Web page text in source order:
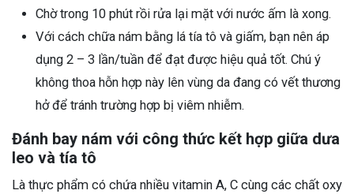
Chờ trong 10 phút rồi rửa lại mặt với nước ấm là xong.
Với cách chữa nám bằng lá tía tô và giấm, bạn nên áp
dụng 2 – 3 lần/tuần để đạt được hiệu quả tốt. Chú ý
không thoa hỗn hợp này lên vùng da đang có vết thương
hở để tránh trường hợp bị viêm nhiễm.
Đánh bay nám với công thức kết hợp giữa dưa
leo và tía tô
Là thực phẩm có chứa nhiều vitamin A, C cùng các chất oxy